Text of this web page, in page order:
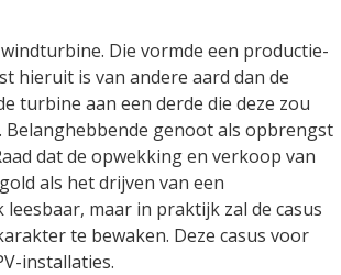
Die vormde een productie-
hieruit is van andere aard dan de
turbine aan een derde die deze zou
genoot als opbrengst
dat de opwekking en verkoop van
als het drijven van een
maar in praktijk zal de casus
te bewaken. Deze casus voor
installaties.